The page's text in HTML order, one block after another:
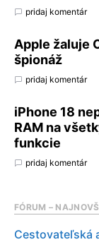
pridaj komentár
Apple žaluje
špionáž
pridaj komentár
iPhone 18
RAM na
funkcie
pridaj komentár
FÓRUM –
Cestovateľská